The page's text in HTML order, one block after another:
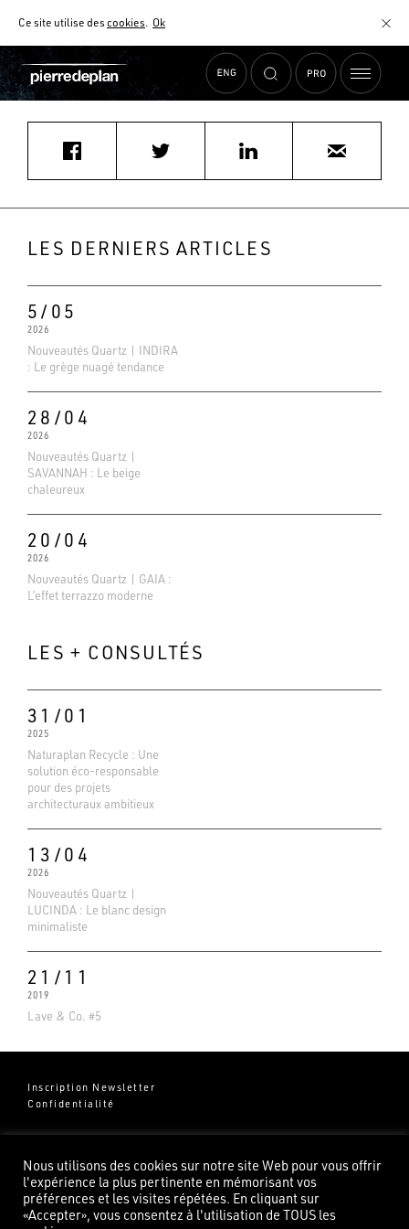
Ce site utilise descookies. Ok
AIDE AU CHOIX
Accueil Actualités yoda32@orange.fr
LES DERNIERS ARTICLES
5/05
2026
Nouveautés Quartz | INDIRA
: Le grège nuagé tendance
28/04
2026
Nouveautés Quartz |
SAVANNAH : Le beige
chaleureux
20/04
2026
Nouveautés Quartz | GAIA :
L’effet terrazzo moderne
LES + CONSULTÉS
31/01
2025
Naturaplan Recycle : Une
solution éco-responsable
pour des projets
architecturaux ambitieux
13/04
2026
Nouveautés Quartz |
LUCINDA : Le blanc design
minimaliste
21/11
2019
Lave & Co. #5
Inscription Newsletter
Confidentialité
Groupe Pierredeplan
82100 Castelsarrasin
Nous utilisons des cookies sur notre site Web pour vous offrir
l'expérience la plus pertinente en mémorisant vos
préférences et les visites répétées. En cliquant sur
«Accepter», vous consentez à l'utilisation de TOUS les